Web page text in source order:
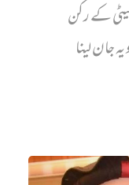
کے رکن
جان لینا